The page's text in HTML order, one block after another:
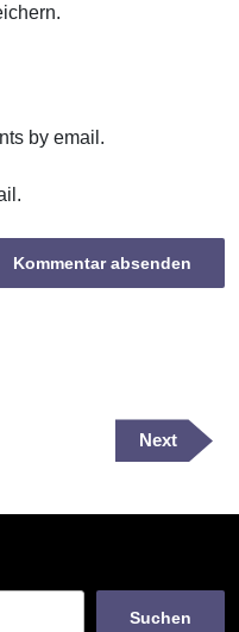
by email.
Next
Post
Next
Suchen